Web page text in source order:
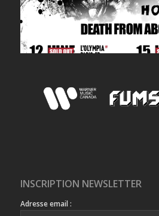
INSCRIPTION NEWSLETTER
Adresse email :